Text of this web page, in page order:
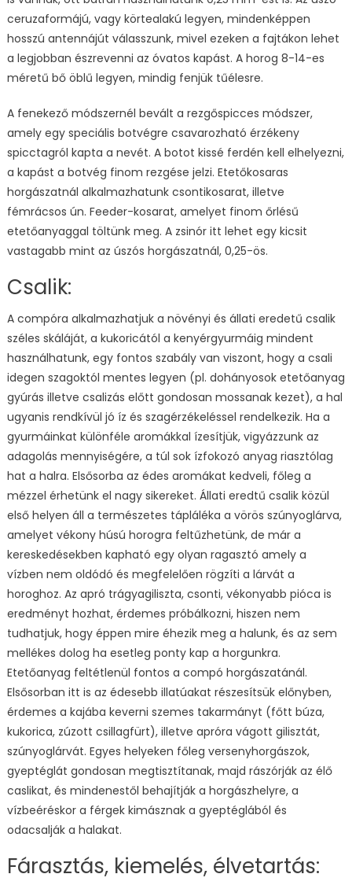
ceruzaformájú, vagy körtealakú legyen, mindenképpen
hosszú antennájút válasszunk, mivel ezeken a fajtákon lehet
a legjobban észrevenni az óvatos kapást. A horog 8-14-es
méretű bő öblű legyen, mindig fenjük tűélesre.
A fenekező módszernél bevált a rezgőspicces módszer,
amely egy speciális botvégre csavarozható érzékeny
spicctagról kapta a nevét. A botot kissé ferdén kell elhelyezni,
a kapást a botvég finom rezgése jelzi. Etetőkosaras
horgászatnál alkalmazhatunk csontikosarat, illetve
fémrácsos ún. Feeder-kosarat, amelyet finom őrlésű
etetőanyaggal töltünk meg. A zsinór itt lehet egy kicsit
vastagabb mint az úszós horgászatnál, 0,25-ös.
Csalik:
A compóra alkalmazhatjuk a növényi és állati eredetű csalik
széles skáláját, a kukoricától a kenyérgyurmáig mindent
használhatunk, egy fontos szabály van viszont, hogy a csali
idegen szagoktól mentes legyen (pl. dohányosok etetőanyag
gyúrás illetve csalizás előtt gondosan mossanak kezet), a hal
ugyanis rendkívül jó íz és szagérzékeléssel rendelkezik. Ha a
gyurmáinkat különféle aromákkal ízesítjük, vigyázzunk az
adagolás mennyiségére, a túl sok ízfokozó anyag riasztólag
hat a halra. Elsősorba az édes aromákat kedveli, főleg a
mézzel érhetünk el nagy sikereket. Állati eredtű csalik közül
első helyen áll a természetes tápláléka a vörös szúnyoglárva,
amelyet vékony húsú horogra feltűzhetünk, de már a
kereskedésekben kapható egy olyan ragasztó amely a
vízben nem oldódó és megfelelően rögzíti a lárvát a
horoghoz. Az apró trágyagiliszta, csonti, vékonyabb pióca is
eredményt hozhat, érdemes próbálkozni, hiszen nem
tudhatjuk, hogy éppen mire éhezik meg a halunk, és az sem
mellékes dolog ha esetleg ponty kap a horgunkra.
Etetőanyag feltétlenül fontos a compó horgászatánál.
Elsősorban itt is az édesebb illatúakat részesítsük előnyben,
érdemes a kajába keverni szemes takarmányt (főtt búza,
kukorica, zúzott csillagfürt), illetve apróra vágott gilisztát,
szúnyoglárvát. Egyes helyeken főleg versenyhorgászok,
gyeptéglát gondosan megtisztítanak, majd rászórják az élő
caslikat, és mindenestől behajítják a horgászhelyre, a
vízbeéréskor a férgek kimásznak a gyeptéglából és
odacsalják a halakat.
Fárasztás, kiemelés, élvetartás: